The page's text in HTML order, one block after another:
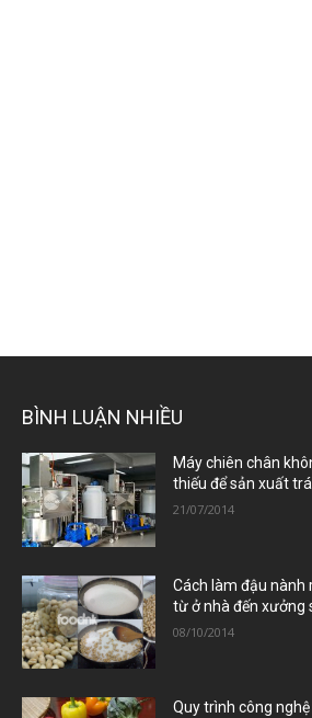
BÌNH LUẬN NHIỀU
Máy chiên chân
thiếu để sản xuất
21/07/2014
Cách làm đậu nành
từ ở nhà đến xưởng
08/10/2014
Quy trình công